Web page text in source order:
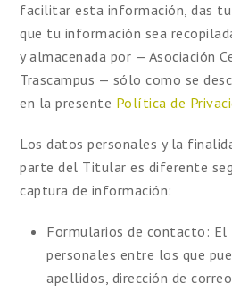
facilitar esta información, das
que tu información sea
y almacenada por — Asociación
Trascampus — sólo como se
en la presente Política de
Los datos personales y la
parte del Titular es diferente
captura de información:
Formularios de contacto: El
personales entre los que
apellidos, dirección de